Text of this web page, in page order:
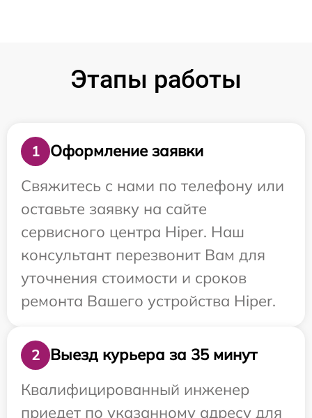
Этапы работы
1
Оформление заявки
Свяжитесь с нами по телефону или
оставьте заявку на сайте
сервисного центра Hiper. Наш
консультант перезвонит Вам для
уточнения стоимости и сроков
ремонта Вашего устройства Hiper.
2
Выезд курьера за 35 минут
Квалифицированный инженер
приедет по указанному адресу для